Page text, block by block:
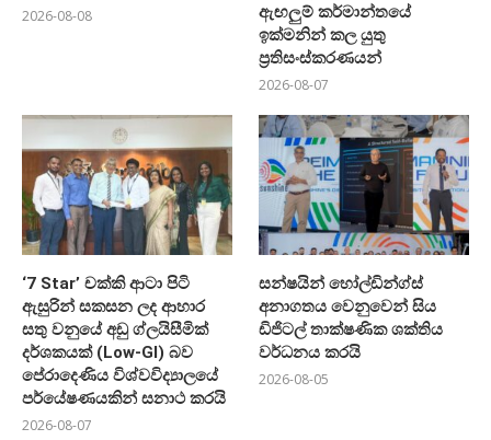
2026-08-08
ඇඟලුම් කර්මාන්තයේ
ඉක්මනින් කල යුතු
ප්‍රතිසංස්කරණයන්
2026-08-07
‘7 Star’ චක්කි ආටා පිටි
ඇසුරින් සකසන ලද ආහාර
සතු වනුයේ අඩු ග්ලයිසීමික්
දර්ශකයක් (Low-GI) බව
පේරාදෙණිය විශ්වවිද්‍යාලයේ
පර්යේෂණයකින් සනාථ කරයි
2026-08-07
සන්ෂයින් හෝල්ඩින්ග්ස්
අනාගතය වෙනුවෙන් සිය
ඩිජිටල් තාක්ෂණික ශක්තිය
වර්ධනය කරයි
2026-08-05